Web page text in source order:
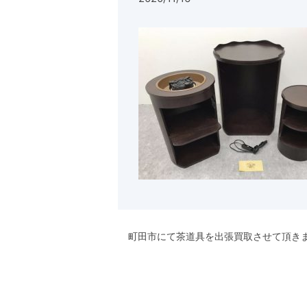
町田市にて茶道具を出張買取させて頂き